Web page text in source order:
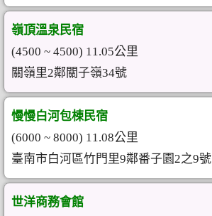
嶺頂溫泉民宿
(4500 ~ 4500) 11.05公里
關嶺里2鄰關子嶺34號
慢慢白河包棟民宿
(6000 ~ 8000) 11.08公里
臺南市白河區竹門里9鄰番子園2之9號
世洋商務會館